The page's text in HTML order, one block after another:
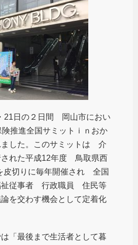
21日の２日間 岡山市におい
推進全国サミットｉｎおか
ました。このサミットは 介
された平成12年度 鳥取県西
皮切りに毎年開催され 全国
祉従事者 行政職員 住民等
を交わす機会として定着化
「最後まで生活者として暮